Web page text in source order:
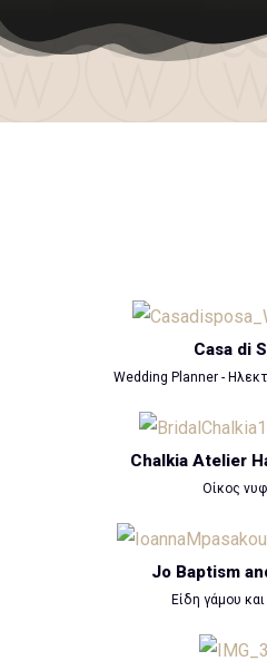
Casa di
Wedding Planner -
Chalkia Atelier
Οίκος
Jo Baptism
Είδη γάμου